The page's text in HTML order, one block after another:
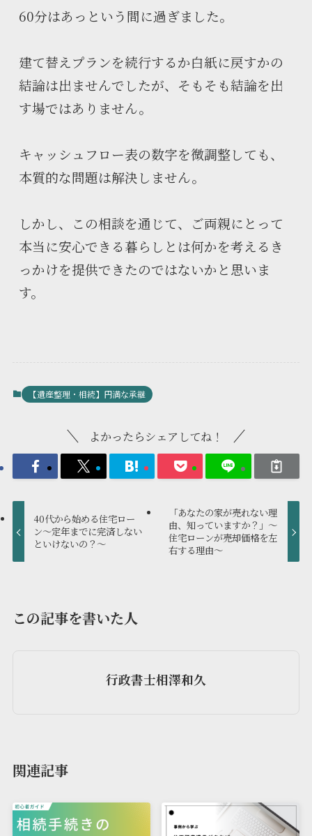
60分はあっという間に過ぎました。
建て替えプランを続行するか白紙に戻すかの
結論は出ませんでしたが、そもそも結論を出
す場ではありません。
キャッシュフロー表の数字を微調整しても、
本質的な問題は解決しません。
しかし、この相談を通じて、ご両親にとって
本当に安心できる暮らしとは何かを考えるき
っかけを提供できたのではないかと思いま
す。
【遺産整理・相続】円満な承継
よかったらシェアしてね！
40代から始める住宅ロー
ン～定年までに完済しない
といけないの？～
「あなたの家が売れない理
由、知っていますか？」～
住宅ローンが売却価格を左
右する理由～
この記事を書いた人
行政書士相澤和久
関連記事